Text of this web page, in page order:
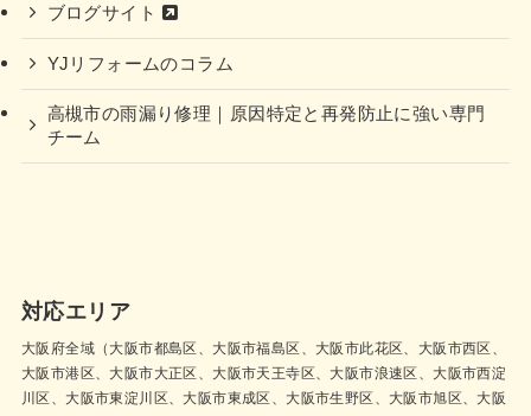
ブログサイト
YJリフォームのコラム
高槻市の雨漏り修理｜原因特定と再発防止に強い専門
チーム
対応エリア
大阪府全域（大阪市都島区、大阪市福島区、大阪市此花区、大阪市西区、
大阪市港区、大阪市大正区、大阪市天王寺区、大阪市浪速区、大阪市西淀
川区、大阪市東淀川区、大阪市東成区、大阪市生野区、大阪市旭区、大阪